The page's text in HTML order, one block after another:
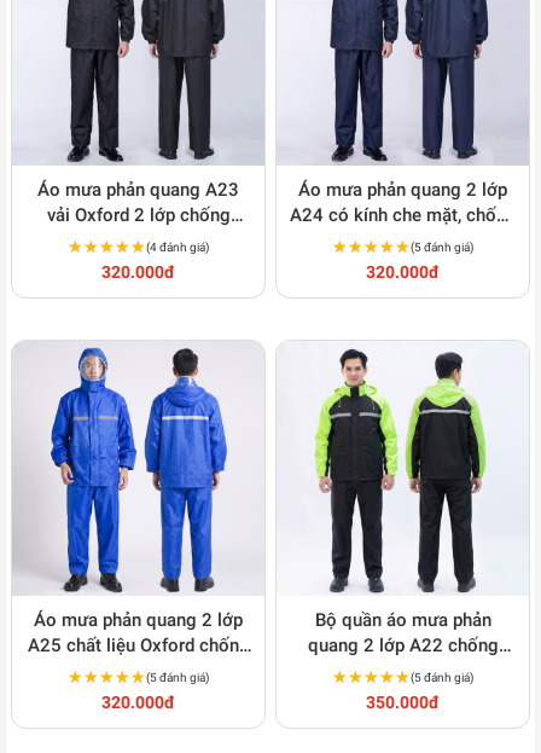
Áo mưa phản quang A23
vải Oxford 2 lớp chống
thấm cao cấp
★★★★★
★★★★★(4 đánh giá)
320.000đ
Áo mưa phản quang 2 lớp
A24 có kính che mặt, chống
thấm, thoáng khí
★★★★★
★★★★★(5 đánh giá)
320.000đ
Áo mưa phản quang 2 lớp
A25 chất liệu Oxford chống
thấm kèm lót lưới thoáng
khí
★★★★★
★★★★★(5 đánh giá)
320.000đ
Bộ quần áo mưa phản
quang 2 lớp A22 chống
thấm, chống gió tốt, bền
đẹp
★★★★★
★★★★★(5 đánh giá)
350.000đ